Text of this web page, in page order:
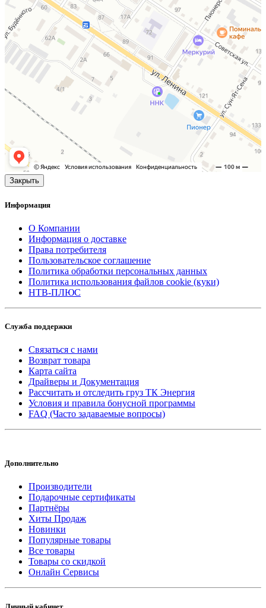
Закрыть
Информация
О Компании
Информация о доставке
Права потребителя
Пользовательское соглашение
Политика обработки персональных данных
Политика использования файлов cookie (куки)
НТВ-ПЛЮС
Служба поддержки
Связаться с нами
Возврат товара
Карта сайта
Драйверы и Документация
Рассчитать и отследить груз ТК Энергия
Условия и правила бонусной программы
FAQ (Часто задаваемые вопросы)
Дополнительно
Производители
Подарочные сертификаты
Партнёры
Хиты Продаж
Новинки
Популярные товары
Все товары
Товары со скидкой
Онлайн Сервисы